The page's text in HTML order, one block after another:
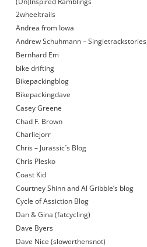
2wheeltrails
Andrea from Iowa
Andrew Schuhmann – Singletrackstories
Bernhard Em
bike drifting
Bikepackingblog
Bikepackingdave
Casey Greene
Chad F. Brown
Charliejorr
Chris – Jurassic´s Blog
Chris Plesko
Coast Kid
Courtney Shinn and Al Gribble’s blog
Cycle of Assiction Blog
Dan & Gina (fatcycling)
Dave Byers
Dave Nice (slowerthensnot)